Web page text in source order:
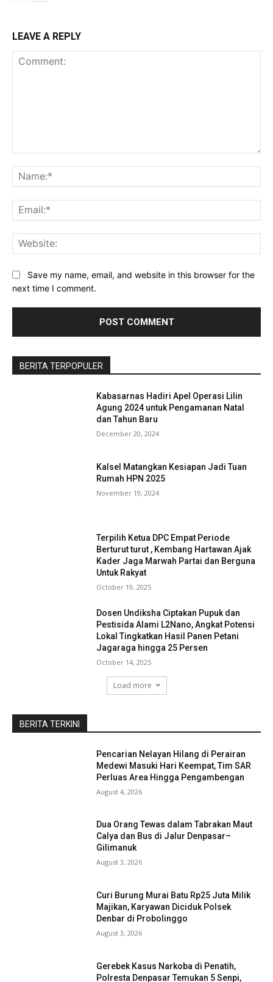
Baca Juga : Bupati Tamba Siapkan Penataan
LEAVE A REPLY
Save my name, email, and website in this browser for the
next time I comment.
BERITA TERPOPULER
Kabasarnas Hadiri Apel Operasi Lilin
Agung 2024 untuk Pengamanan Natal
dan Tahun Baru
December 20, 2024
Kalsel Matangkan Kesiapan Jadi Tuan
Rumah HPN 2025
November 19, 2024
Terpilih Ketua DPC Empat Periode
Berturut turut , Kembang Hartawan Ajak
Kader Jaga Marwah Partai dan Berguna
Untuk Rakyat
October 19, 2025
Dosen Undiksha Ciptakan Pupuk dan
Pestisida Alami L2Nano, Angkat Potensi
Lokal Tingkatkan Hasil Panen Petani
Jagaraga hingga 25 Persen
October 14, 2025
Load more
BERITA TERKINI
Pencarian Nelayan Hilang di Perairan
Medewi Masuki Hari Keempat, Tim SAR
Perluas Area Hingga Pengambengan
August 4, 2026
Dua Orang Tewas dalam Tabrakan Maut
Calya dan Bus di Jalur Denpasar–
Gilimanuk
August 3, 2026
Curi Burung Murai Batu Rp25 Juta Milik
Majikan, Karyawan Diciduk Polsek
Denbar di Probolinggo
August 3, 2026
Gerebek Kasus Narkoba di Penatih,
Polresta Denpasar Temukan 5 Senpi,